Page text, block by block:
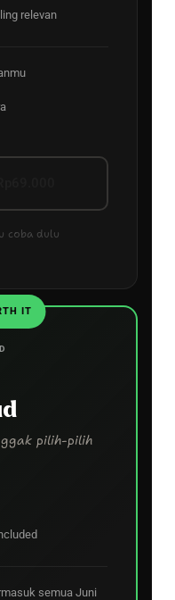
relevan
coba dulu
IT
pilih-pilih
semua Juni